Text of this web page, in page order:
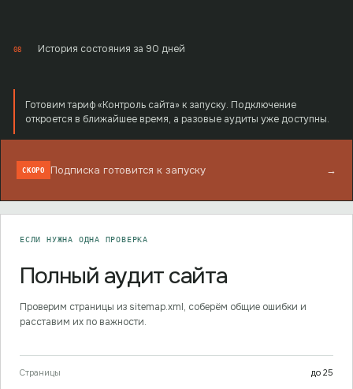
08 История состояния за 90 дней
Готовим тариф «Контроль сайта» к запуску. Подключение
откроется в ближайшее время, а разовые аудиты уже доступны.
СКОРО Подписка готовится к запуску →
ЕСЛИ НУЖНА ОДНА ПРОВЕРКА
Полный аудит сайта
Проверим страницы из sitemap.xml, соберём общие ошибки и
расставим их по важности.
Страницы до 25